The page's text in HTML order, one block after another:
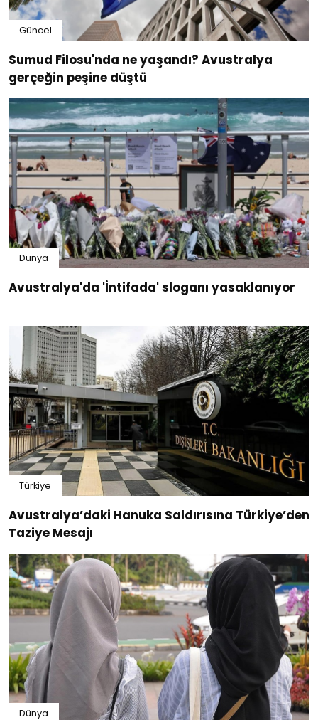
Güncel
Sumud Filosu'nda ne yaşandı? Avustralya
gerçeğin peşine düştü
Dünya
Avustralya'da 'İntifada' sloganı yasaklanıyor
Türkiye
Avustralya’daki Hanuka Saldırısına Türkiye’den
Taziye Mesajı
Dünya